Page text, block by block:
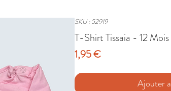
SKU : 52919
T-Shirt Tissaia - 12 Mois
1,95 €Prix
Ajouter